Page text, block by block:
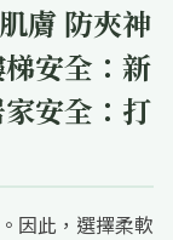
膚 防夾神
安全：新
安全：打
因此，選擇柔軟